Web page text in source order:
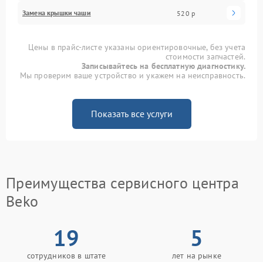
Замена крышки чаши 520 р
Цены в прайс-листе указаны ориентировочные, без учета
стоимости запчастей.
Записывайтесь на бесплатную диагностику.
Мы проверим ваше устройство и укажем на неисправность.
Показать все услуги
Преимущества сервисного центра
Beko
19
сотрудников в штате
5
лет на рынке